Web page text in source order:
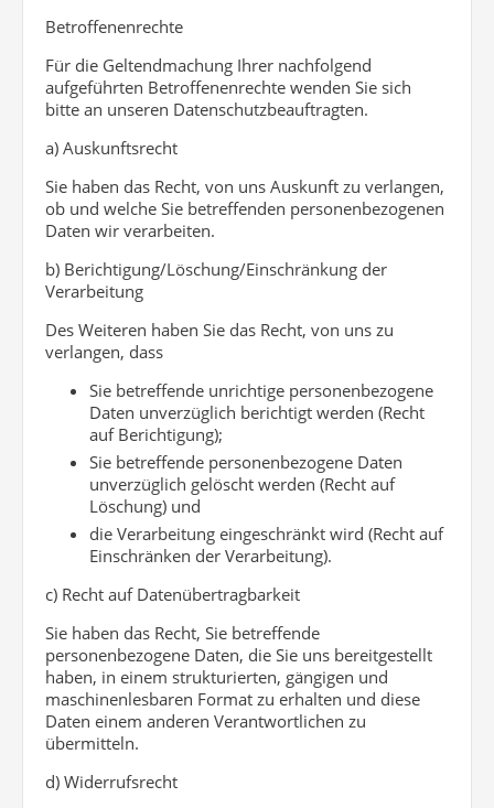
Betroffenenrechte
Für die Geltendmachung Ihrer nachfolgend
aufgeführten Betroffenenrechte wenden Sie sich
bitte an unseren Datenschutzbeauftragten.
a) Auskunftsrecht
Sie haben das Recht, von uns Auskunft zu verlangen,
ob und welche Sie betreffenden personenbezogenen
Daten wir verarbeiten.
b) Berichtigung/Löschung/Einschränkung der
Verarbeitung
Des Weiteren haben Sie das Recht, von uns zu
verlangen, dass
Sie betreffende unrichtige personenbezogene
Daten unverzüglich berichtigt werden (Recht
auf Berichtigung);
Sie betreffende personenbezogene Daten
unverzüglich gelöscht werden (Recht auf
Löschung) und
die Verarbeitung eingeschränkt wird (Recht auf
Einschränken der Verarbeitung).
c) Recht auf Datenübertragbarkeit
Sie haben das Recht, Sie betreffende
personenbezogene Daten, die Sie uns bereitgestellt
haben, in einem strukturierten, gängigen und
maschinenlesbaren Format zu erhalten und diese
Daten einem anderen Verantwortlichen zu
übermitteln.
d) Widerrufsrecht